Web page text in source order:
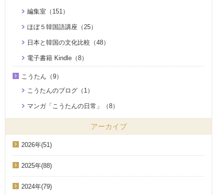
編集室（151）
ほぼ５韓国語講座（25）
日本と韓国の文化比較（48）
電子書籍 Kindle（8）
こうたん（9）
こうたんのブログ（1）
マンガ「こうたんの日常」（8）
アーカイブ
2026年(51)
2025年(88)
2024年(79)